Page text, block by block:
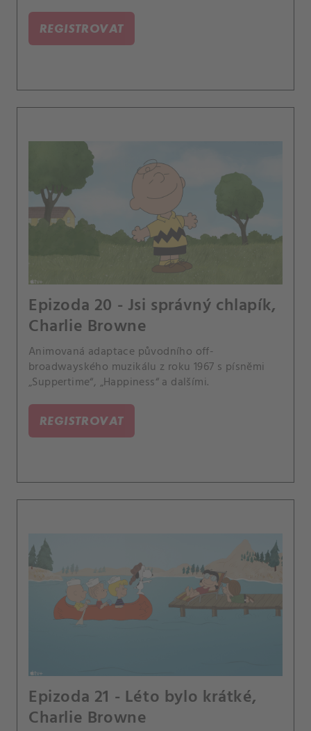
REGISTROVAT
Epizoda 20 - Jsi správný chlapík,
Charlie Browne
Animovaná adaptace původního off-
broadwayského muzikálu z roku 1967 s písněmi
„Suppertime“, „Happiness“ a dalšími.
REGISTROVAT
Epizoda 21 - Léto bylo krátké,
Charlie Browne